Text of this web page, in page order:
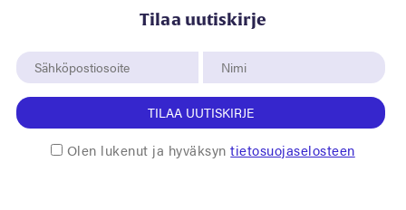
Tilaa uutiskirje
TILAA UUTISKIRJE
Olen lukenut ja hyväksyntietosuojaselosteen